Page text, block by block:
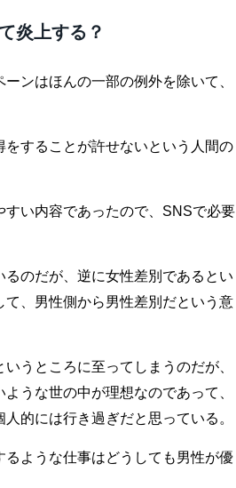
炎上する？
ンはほんの一部の例外を除いて、
することが許せないという人間の
い内容であったので、SNSで必要
のだが、逆に女性差別であるとい
、男性側から男性差別だという意
うところに至ってしまうのだが、
うな世の中が理想なのであって、
的には行き過ぎだと思っている。
ような仕事はどうしても男性が優